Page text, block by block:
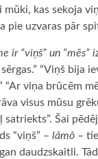
kas sekoja
pie uzvaras pār
ir “viņš” un “mēs”
“Viņš bija
“Ar viņa brūcēm
visus mūsu
satriekts”. Šai
“viņš” – lâmô –
daudzskaitli.